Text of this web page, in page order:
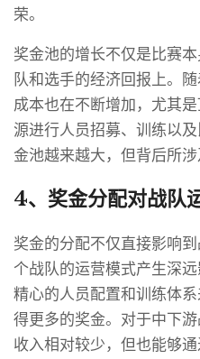
荣。
奖金池的增长不仅是比赛
队和选手的经济回报上。
成本也在不断增加，尤其
源进行人员招募、训练以
金池越来越大，但背后所涉
4、奖金分配对战队
奖金的分配不仅直接影响
个战队的运营模式产生深
精心的人员配置和训练体
得更多的奖金。对于中下
收入相对较少，但也能够